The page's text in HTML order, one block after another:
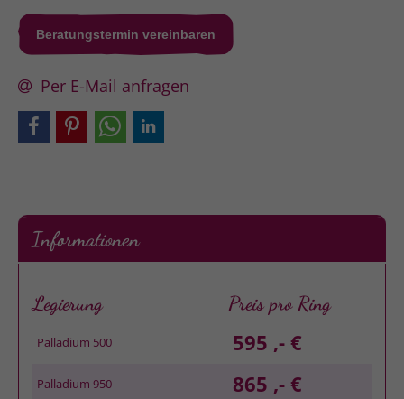
Beratungstermin vereinbaren
Per E-Mail anfragen
Informationen
Legierung Preis pro Ring
Palladium 500 595 ,- €
Palladium 950 865 ,- €